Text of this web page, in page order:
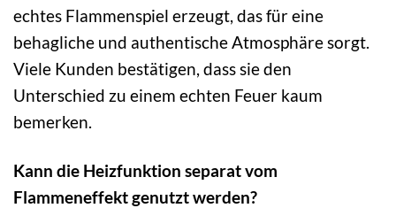
echtes Flammenspiel erzeugt, das für eine
behagliche und authentische Atmosphäre sorgt.
Viele Kunden bestätigen, dass sie den
Unterschied zu einem echten Feuer kaum
bemerken.
Kann die Heizfunktion separat vom
Flammeneffekt genutzt werden?